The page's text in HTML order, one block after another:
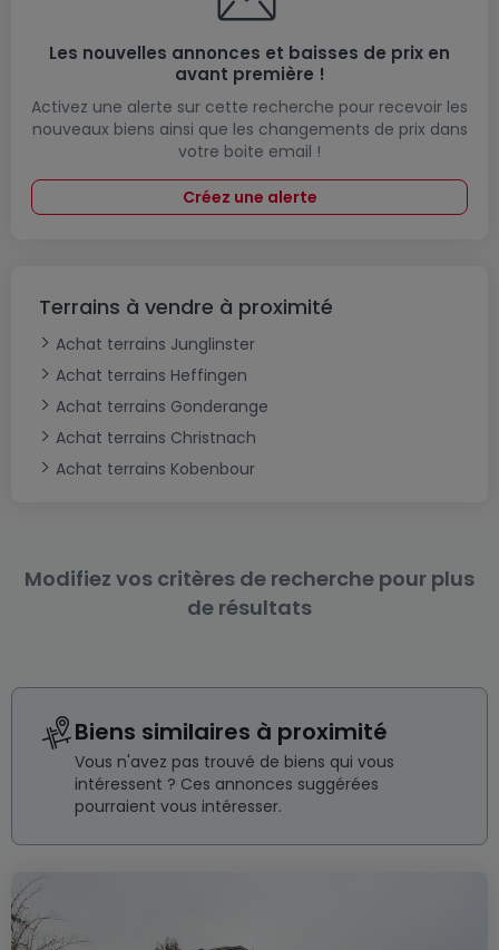
Les nouvelles annonces et baisses de prix en
avant première !
Activez une alerte sur cette recherche pour recevoir les
nouveaux biens ainsi que les changements de prix dans
votre boite email !
Créez une alerte
Terrains à vendre à proximité
Achat terrains Junglinster
Achat terrains Heffingen
Achat terrains Gonderange
Achat terrains Christnach
Achat terrains Kobenbour
Modifiez vos critères de recherche pour plus
de résultats
Biens similaires à proximité
Vous n'avez pas trouvé de biens qui vous
intéressent ? Ces annonces suggérées
pourraient vous intéresser.